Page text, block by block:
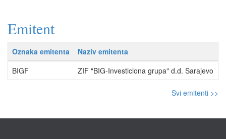
Emitent
Oznaka emitenta Naziv emitenta
BIGF
ZIF "BIG-Investiciona grupa" d.d. Sarajevo
Svi emitenti >>